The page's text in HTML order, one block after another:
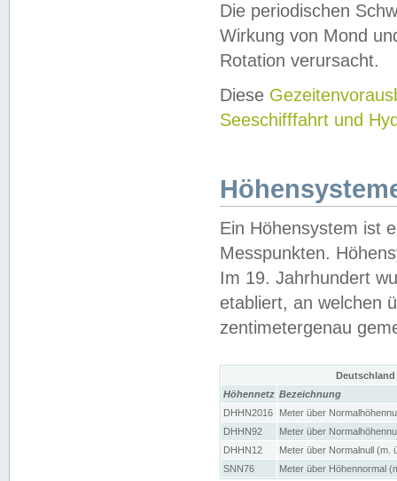
Die periodischen
Wirkung von Mond
Rotation verursacht.
Diese
Seeschifffahrt und
Ein Höhensystem ist
Messpunkten.
Im 19. Jahrhundert
etabliert, an welchen
zentimetergenau
Höhennetz Bezeichnung
DHHN2016
Meter über
DHHN92
Meter über
DHHN12
Meter über Normalnull (m.
SNN76
Meter über Höhennormal